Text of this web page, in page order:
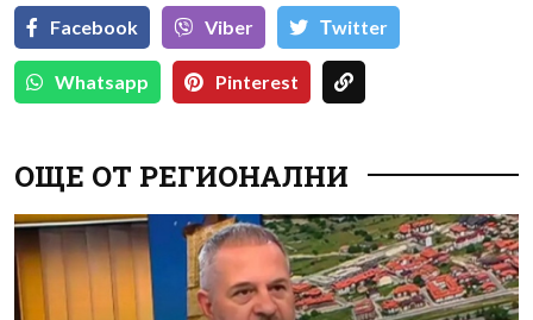
Facebook Viber Тwitter
Whatsapp Pinterest
ОЩЕ ОТ РЕГИОНАЛНИ